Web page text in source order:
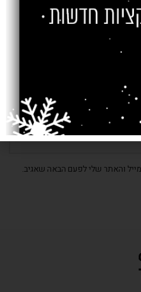
והאתר שלי לפעם הבאה שאגיב.